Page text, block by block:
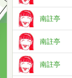
南註亭
南註亭
南註亭